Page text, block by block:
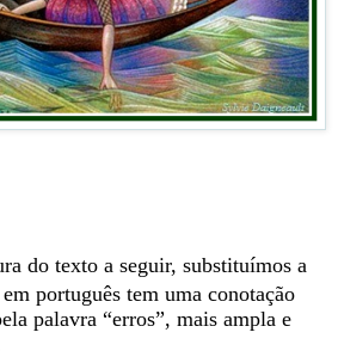
do texto a seguir, substituímos a
português tem uma conotação
palavra “erros”, mais ampla e